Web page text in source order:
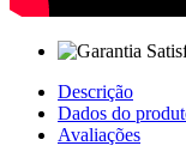
Descrição
Dados do
Avaliações